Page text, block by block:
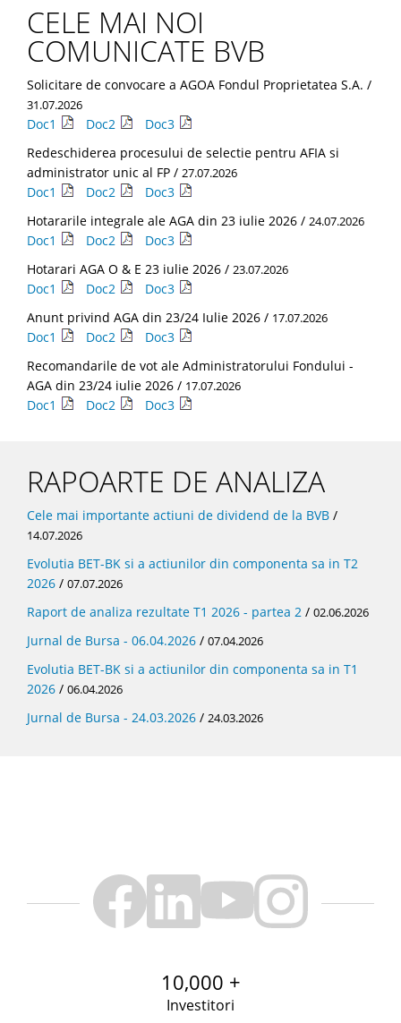
CELE MAI NOI
COMUNICATE BVB
Solicitare de convocare a AGOA Fondul Proprietatea S.A. /
31.07.2026
Doc1 Doc2
Doc3
Redeschiderea procesului de selectie pentru AFIA si
administrator unic al FP / 27.07.2026
Doc1 Doc2
Doc3
Hotararile integrale ale AGA din 23 iulie 2026 / 24.07.2026
Doc1 Doc2
Doc3
Hotarari AGA O & E 23 iulie 2026 / 23.07.2026
Doc1 Doc2
Doc3
Anunt privind AGA din 23/24 Iulie 2026 / 17.07.2026
Doc1 Doc2
Doc3
Recomandarile de vot ale Administratorului Fondului -
AGA din 23/24 iulie 2026 / 17.07.2026
Doc1 Doc2 Doc3
RAPOARTE DE ANALIZA
Cele mai importante actiuni de dividend de la BVB /
14.07.2026
Evolutia BET-BK si a actiunilor din componenta sa in T2
2026 / 07.07.2026
Raport de analiza rezultate T1 2026 - partea 2 / 02.06.2026
Jurnal de Bursa - 06.04.2026 / 07.04.2026
Evolutia BET-BK si a actiunilor din componenta sa in T1
2026 / 06.04.2026
Jurnal de Bursa - 24.03.2026 / 24.03.2026
10,000 +
Investitori